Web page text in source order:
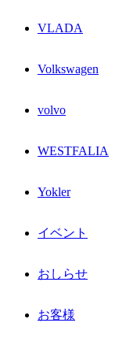
VLADA
Volkswagen
volvo
WESTFALIA
Yokler
イベント
おしらせ
お客様